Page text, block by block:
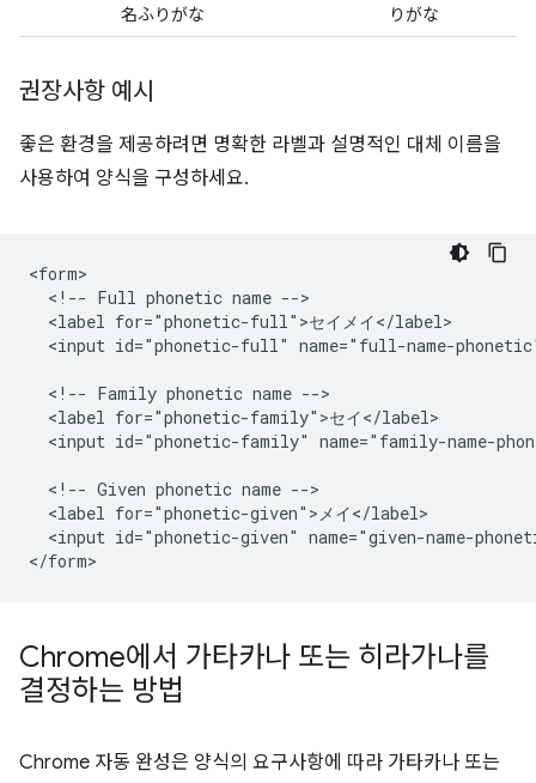
名ふりがな
りがな
권장사항 예시
좋은 환경을 제공하려면 명확한 라벨과 설명적인 대체 이름을
사용하여 양식을 구성하세요.
<form>
  <!-- Full phonetic name -->
  <label for="phonetic-full">セイメイ</label>
<input id="phonetic-full" name="full-name-
  <!-- Family phonetic name -->
  <label for="phonetic-family">セイ</label>
<input id="phonetic-family" name="family-name-
  <!-- Given phonetic name -->
  <label for="phonetic-given">メイ</label>
<input id="phonetic-given" name="given-name-
Chrome에서 가타카나 또는 히라가나를
결정하는 방법
Chrome 자동 완성은 양식의 요구사항에 따라 가타카나 또는